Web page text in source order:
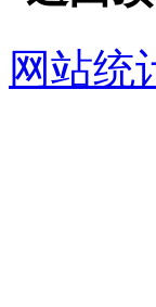
网站统